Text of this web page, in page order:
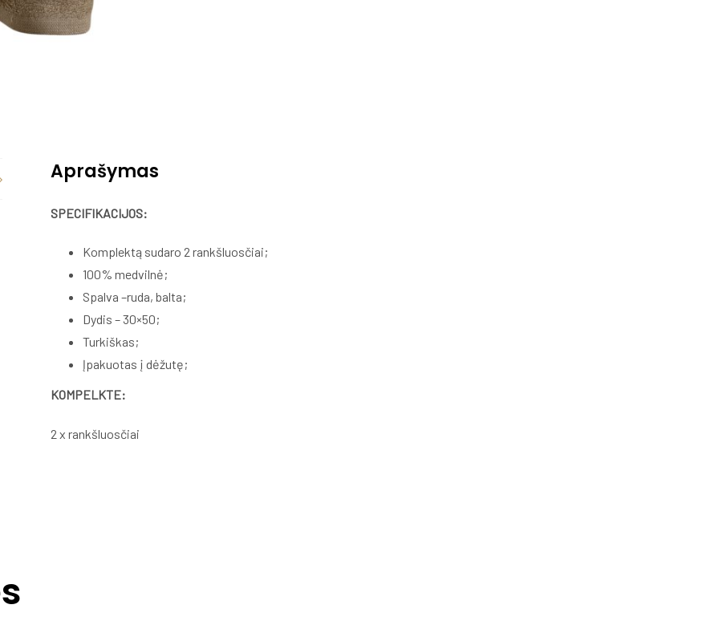
Aprašymas
SPECIFIKACIJOS:
Komplektą sudaro 2 rankšluosčiai;
100% medvilnė;
Spalva –ruda, balta;
Dydis – 30×50;
Turkiškas;
Įpakuotas į dėžutę;
KOMPELKTE:
2 x rankšluosčiai